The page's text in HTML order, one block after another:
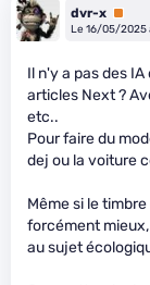
dvr-x
Le 16/05/2025
Il n'y a pas des
articles Next ?
etc..
Pour faire du
dej ou la voiture
Même si le
forcément
au sujet